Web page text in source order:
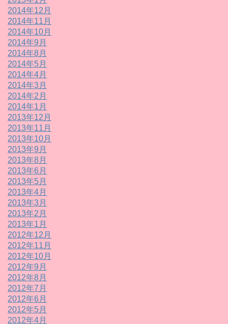
2014年12月
2014年11月
2014年10月
2014年9月
2014年8月
2014年5月
2014年4月
2014年3月
2014年2月
2014年1月
2013年12月
2013年11月
2013年10月
2013年9月
2013年8月
2013年6月
2013年5月
2013年4月
2013年3月
2013年2月
2013年1月
2012年12月
2012年11月
2012年10月
2012年9月
2012年8月
2012年7月
2012年6月
2012年5月
2012年4月